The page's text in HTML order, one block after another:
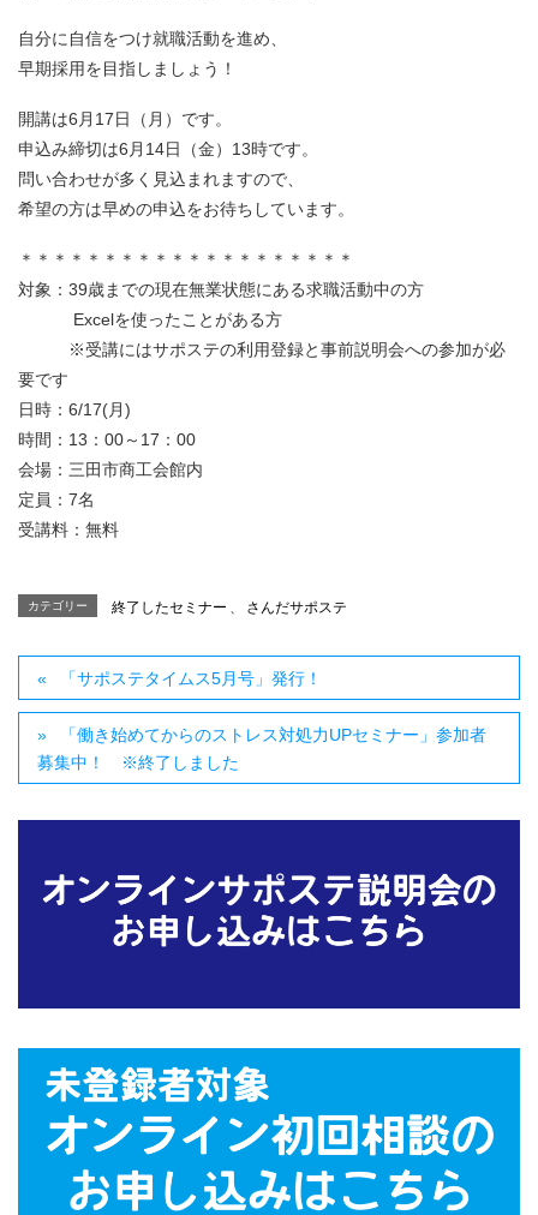
自分に自信をつけ就職活動を進め、
早期採用を目指しましょう！
開講は6月17日（月）です。
申込み締切は6月14日（金）13時です。
問い合わせが多く見込まれますので、
希望の方は早めの申込をお待ちしています。
＊＊＊＊＊＊＊＊＊＊＊＊＊＊＊＊＊＊＊＊
対象：39歳までの現在無業状態にある求職活動中の方
Excelを使ったことがある方
※受講にはサポステの利用登録と事前説明会への参加が必
要です
日時：6/17(月)
時間：13：00～17：00
会場：三田市商工会館内
定員：7名
受講料：無料
カテゴリー 終了したセミナー さんだサポステ
「サポステタイムス5月号」発行！
「働き始めてからのストレス対処力UPセミナー」参加者
募集中！ ※終了しました